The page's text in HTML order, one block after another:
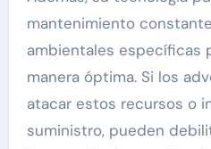
mantenimiento
ambientales específicas
manera óptima. Si los
atacar estos recursos o
suministro, pueden